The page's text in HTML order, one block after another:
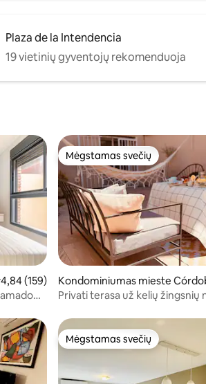
Plaza de la Intendencia
19 vietinių gyventojų rekomenduoja
įvertinimas: 4,84 iš 5, atsiliepimų:
4,84 (159)
Mėgstamas svečių
Mėgstamas svečių
Kondominiumas mieste
Privati terasa už kelių žingsnių
Mėgstamas svečių
Mėgstamas svečių